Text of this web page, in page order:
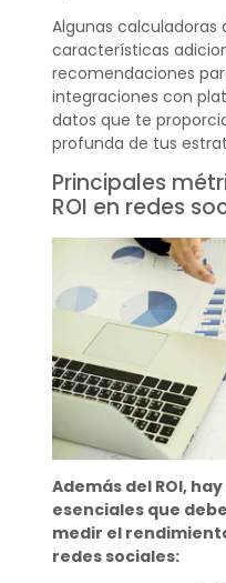
Algunas calculadoras
características
recomendaciones
integraciones con
datos que te
profunda de tus
Principales
ROI en redes
Además del ROI,
esenciales que
medir el
redes sociales: